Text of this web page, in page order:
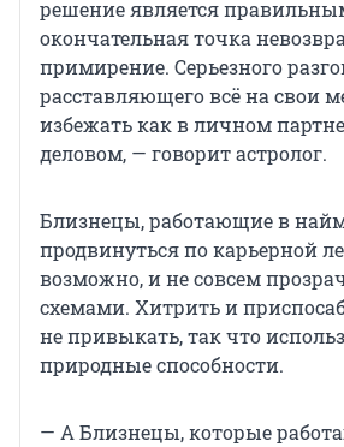
решение является
окончательная точка
примирение. Серьезного
расставляющего всё на свои
избежать как в личном
деловом, — говорит астролог.
Близнецы, работающие в
продвинуться по карьерной
возможно, и не совсем
схемами. Хитрить и
не привыкать, так что
природные способности.
— А Близнецы, которые